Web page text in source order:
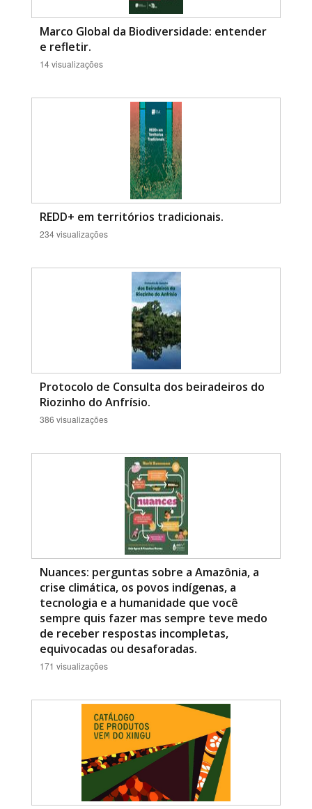
Marco Global da Biodiversidade: entender
e refletir.
14 visualizações
REDD+ em territórios tradicionais.
234 visualizações
Protocolo de Consulta dos beiradeiros do
Riozinho do Anfrísio.
386 visualizações
Nuances: perguntas sobre a Amazônia, a
crise climática, os povos indígenas, a
tecnologia e a humanidade que você
sempre quis fazer mas sempre teve medo
de receber respostas incompletas,
equivocadas ou desaforadas.
171 visualizações